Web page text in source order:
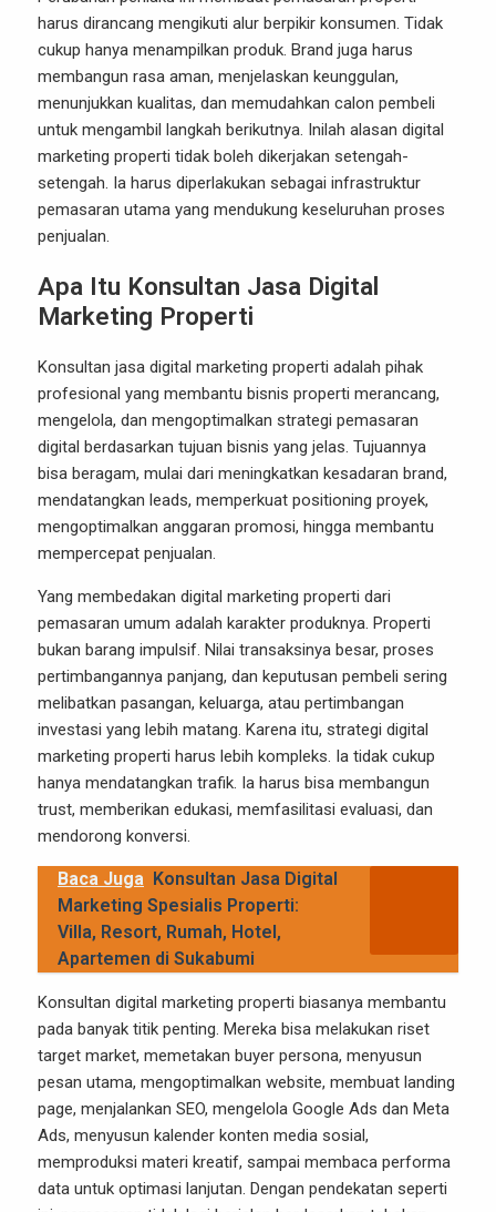
harus dirancang mengikuti alur berpikir konsumen. Tidak
cukup hanya menampilkan produk. Brand juga harus
membangun rasa aman, menjelaskan keunggulan,
menunjukkan kualitas, dan memudahkan calon pembeli
untuk mengambil langkah berikutnya. Inilah alasan digital
marketing properti tidak boleh dikerjakan setengah-
setengah. Ia harus diperlakukan sebagai infrastruktur
pemasaran utama yang mendukung keseluruhan proses
penjualan.
Apa Itu Konsultan Jasa Digital
Marketing Properti
Konsultan jasa digital marketing properti adalah pihak
profesional yang membantu bisnis properti merancang,
mengelola, dan mengoptimalkan strategi pemasaran
digital berdasarkan tujuan bisnis yang jelas. Tujuannya
bisa beragam, mulai dari meningkatkan kesadaran brand,
mendatangkan leads, memperkuat positioning proyek,
mengoptimalkan anggaran promosi, hingga membantu
mempercepat penjualan.
Yang membedakan digital marketing properti dari
pemasaran umum adalah karakter produknya. Properti
bukan barang impulsif. Nilai transaksinya besar, proses
pertimbangannya panjang, dan keputusan pembeli sering
melibatkan pasangan, keluarga, atau pertimbangan
investasi yang lebih matang. Karena itu, strategi digital
marketing properti harus lebih kompleks. Ia tidak cukup
hanya mendatangkan trafik. Ia harus bisa membangun
trust, memberikan edukasi, memfasilitasi evaluasi, dan
mendorong konversi.
Baca Juga Konsultan Jasa Digital
Marketing Spesialis Properti:
Villa, Resort, Rumah, Hotel,
Apartemen di Sukabumi
Konsultan digital marketing properti biasanya membantu
pada banyak titik penting. Mereka bisa melakukan riset
target market, memetakan buyer persona, menyusun
pesan utama, mengoptimalkan website, membuat landing
page, menjalankan SEO, mengelola Google Ads dan Meta
Ads, menyusun kalender konten media sosial,
memproduksi materi kreatif, sampai membaca performa
data untuk optimasi lanjutan. Dengan pendekatan seperti